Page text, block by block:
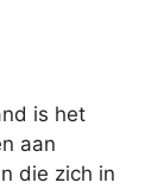
is het
aan
die zich in